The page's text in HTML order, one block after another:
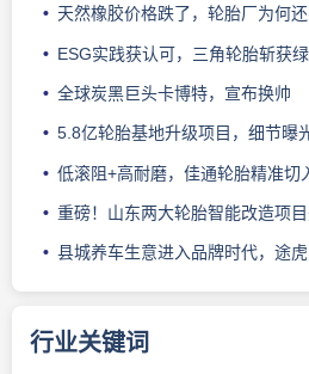
天然橡胶价格跌了，轮胎厂为何还
ESG实践获认可，三角轮胎斩获
全球炭黑巨头卡博特，宣布换帅
5.8亿轮胎基地升级项目，细节曝
低滚阻+高耐磨，佳通轮胎精准切
重磅！山东两大轮胎智能改造项
县城养车生意进入品牌时代，途虎为
行业关键词